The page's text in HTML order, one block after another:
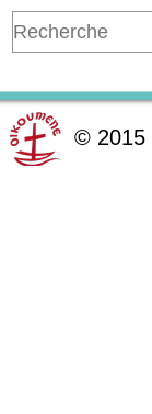
© 2015